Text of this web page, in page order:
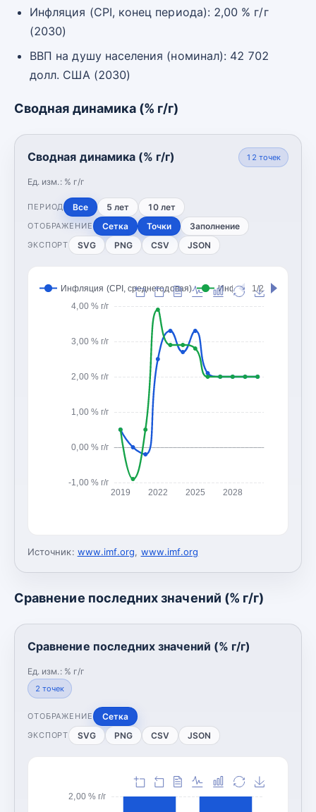
Инфляция (CPI, конец периода): 2,00 % г/г
(2030)
ВВП на душу населения (номинал): 42 702
долл. США (2030)
Сводная динамика (% г/г)
Сводная динамика (% г/г)
Ед. изм.: % г/г
12 точек
ПЕРИОД Все 5 лет 10 лет
ОТОБРАЖЕНИЕ Сетка Точки Заполнение
ЭКСПОРТ SVG PNG CSV JSON
-1,00 % г/г
0,00 % г/г
1,00 % г/г
2,00 % г/г
3,00 % г/г
4,00 % г/г
2019 2022 2025 2028
Инфляция (CPI, среднегодовая) Инфляция (CPI, конец
1/2
Источник: www.imf.org, www.imf.org
Сравнение последних значений (% г/г)
Сравнение последних значений (% г/г)
Ед. изм.: % г/г
2 точек
ОТОБРАЖЕНИЕ Сетка
ЭКСПОРТ SVG PNG CSV JSON
2,00 % г/г